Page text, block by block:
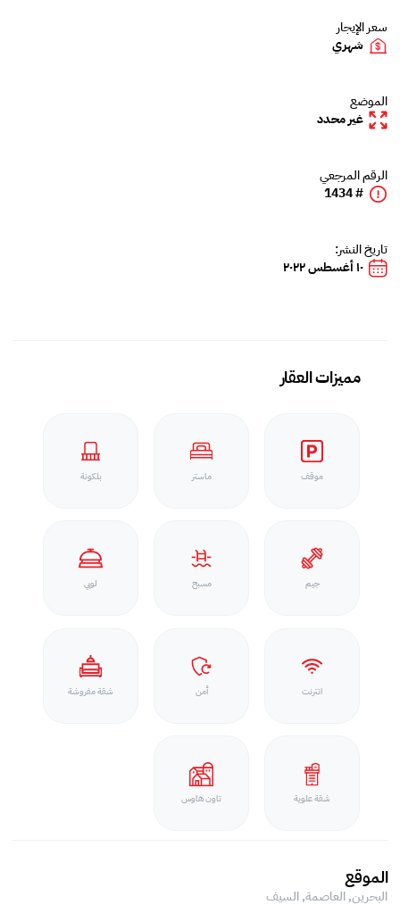
سعر الإيجار
شهري
الموضع
غير محدد
الرقم المرجعي
# 1434
تاريخ النشر:
١٠ أغسطس ٢٠٢٢
مميزات العقار
موقف ماستر بلكونة
جيم مسبح لوبي
انترنت أمن شقة مفروشة
شقة علوية تاون هاوس
الموقع
البحرين, العاصمة,السيف